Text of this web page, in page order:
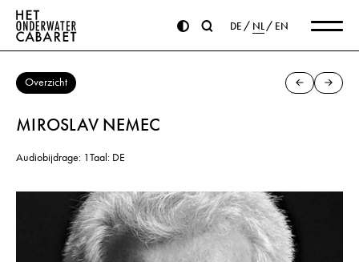
DE NL EN
Overzicht
MIROSLAV NEMEC
Audiobijdrage: 1Taal: DE